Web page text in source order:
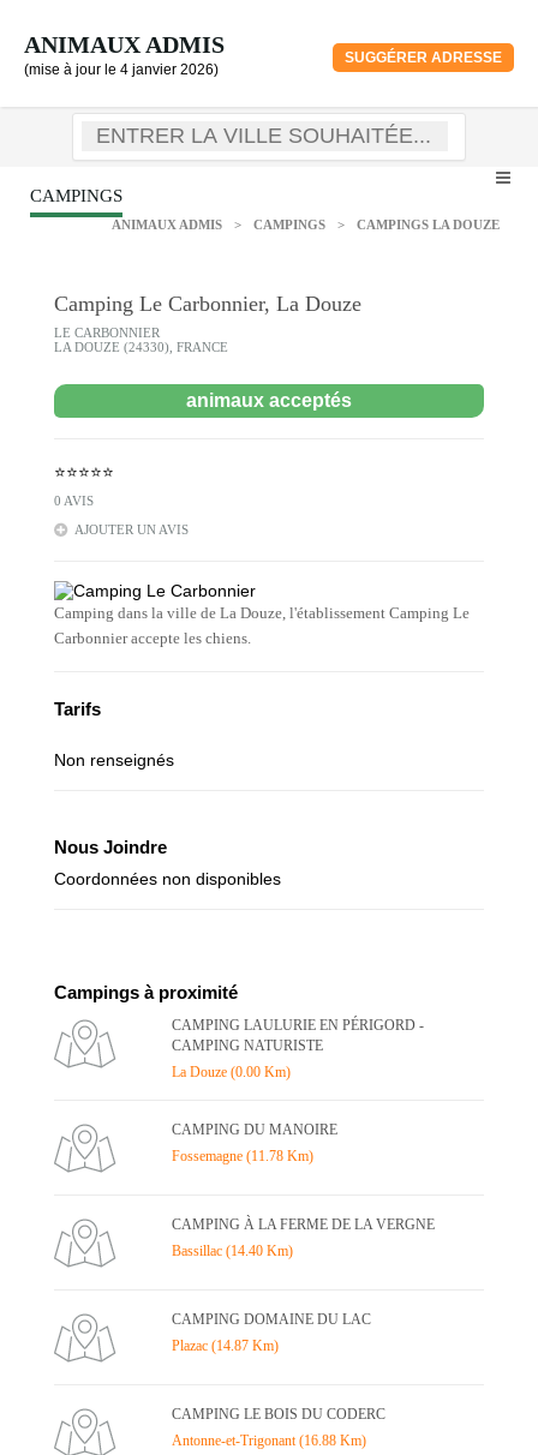
ANIMAUX ADMIS
(mise à jour le 4 janvier 2026)
SUGGÉRER ADRESSE
CAMPINGS
ANIMAUX ADMIS > CAMPINGS > CAMPINGS LA DOUZE
Camping Le Carbonnier, La Douze
LE CARBONNIER
LA DOUZE (24330), FRANCE
animaux acceptés
⭐⭐⭐⭐⭐
0 AVIS
AJOUTER UN AVIS
Camping dans la ville de La Douze, l'établissement Camping Le
Carbonnier accepte les chiens.
Tarifs
Non renseignés
Nous Joindre
Coordonnées non disponibles
Campings à proximité
CAMPING LAULURIE EN PÉRIGORD -
CAMPING NATURISTE
La Douze (0.00 Km)
CAMPING DU MANOIRE
Fossemagne (11.78 Km)
CAMPING À LA FERME DE LA VERGNE
Bassillac (14.40 Km)
CAMPING DOMAINE DU LAC
Plazac (14.87 Km)
CAMPING LE BOIS DU CODERC
Antonne-et-Trigonant (16.88 Km)